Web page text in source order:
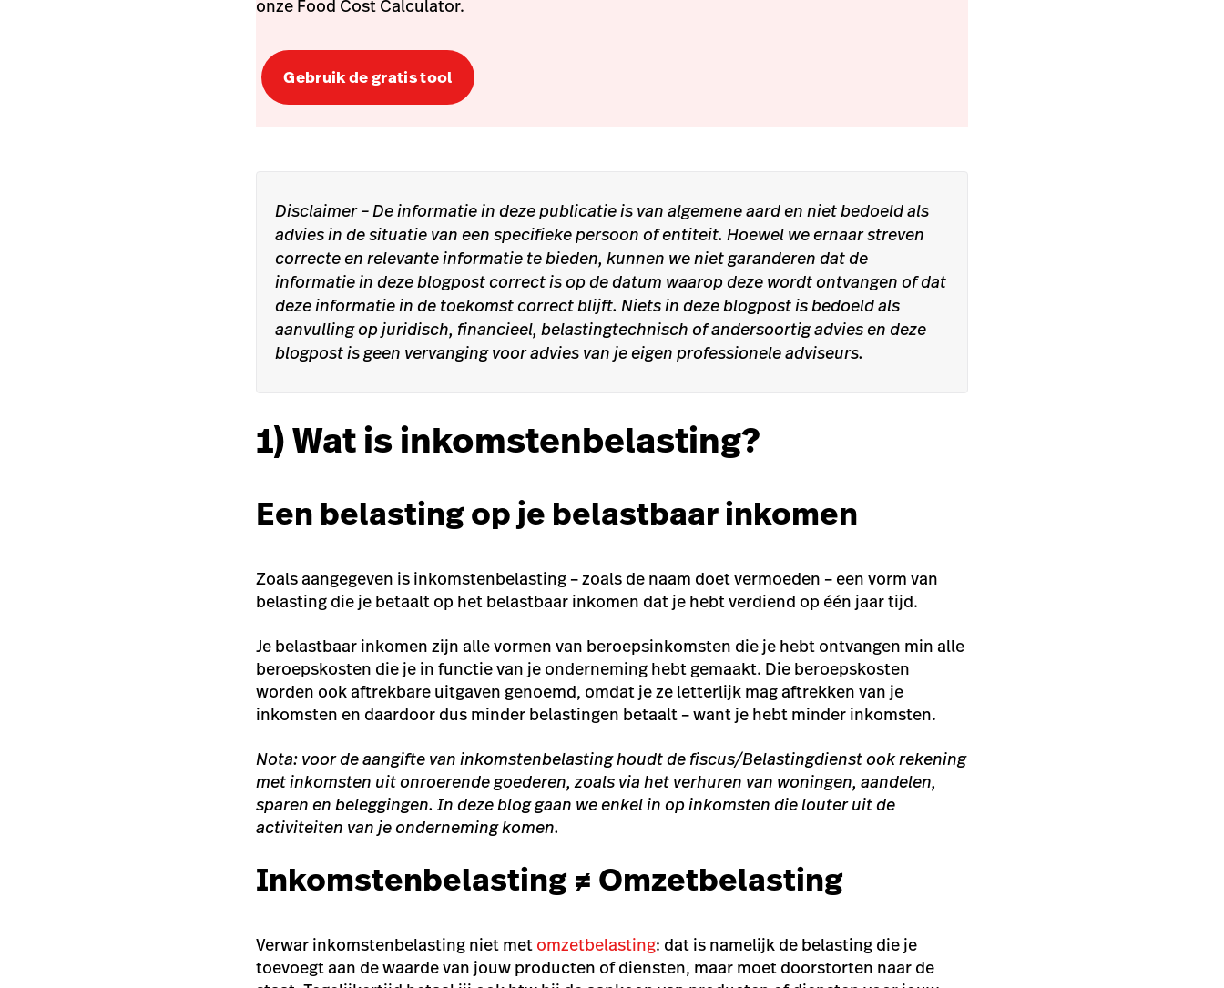
onze Food Cost Calculator.
Gebruik de gratis tool
Disclaimer– De informatie in deze publicatie is van algemene aard en niet bedoeld als
advies in de situatie van een specifieke persoon of entiteit. Hoewel we ernaar streven
correcte en relevante informatie te bieden, kunnen we niet garanderen dat de
informatie in deze blogpost correct is op de datum waarop deze wordt ontvangen of dat
deze informatie in de toekomst correct blijft. Niets in deze blogpost is bedoeld als
aanvulling op juridisch, financieel, belastingtechnisch of andersoortig advies en deze
blogpost is geen vervanging voor advies van je eigen professionele adviseurs.
1) Wat is inkomstenbelasting?
Een belasting op je belastbaar inkomen
Zoals aangegeven is inkomstenbelasting – zoals de naam doet vermoeden – een vorm van
belasting die je betaalt op het belastbaar inkomen dat je hebt verdiend op één jaar tijd.
Je belastbaar inkomen zijn alle vormen van beroepsinkomsten die je hebt ontvangen min alle
beroepskosten die je in functie van je onderneming hebt gemaakt. Die beroepskosten
worden ook aftrekbare uitgaven genoemd, omdat je ze letterlijk mag aftrekken van je
inkomsten en daardoor dus minder belastingen betaalt – want je hebt minder inkomsten.
Nota: voor de aangifte van inkomstenbelasting houdt de fiscus/Belastingdienst ook rekening
met inkomsten uit onroerende goederen, zoals via het verhuren van woningen, aandelen,
sparen en beleggingen. In deze blog gaan we enkel in op inkomsten die louter uit de
activiteiten van je onderneming komen.
Inkomstenbelasting ≠ Omzetbelasting
Verwar inkomstenbelasting niet met omzetbelasting: dat is namelijk de belasting die je
toevoegt aan de waarde van jouw producten of diensten, maar moet doorstorten naar de